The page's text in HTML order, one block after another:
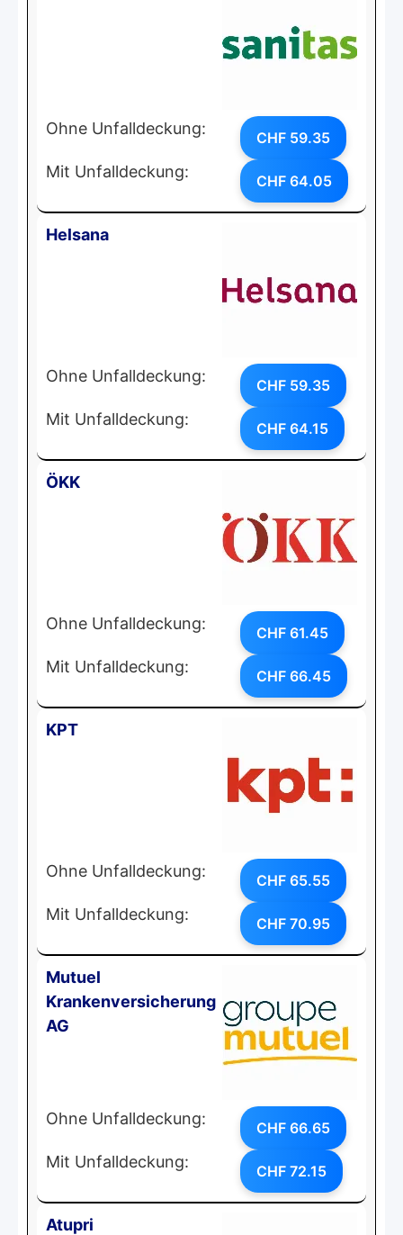
Ohne Unfalldeckung: CHF 59.35
Mit Unfalldeckung: CHF 64.05
Helsana
Ohne Unfalldeckung: CHF 59.35
Mit Unfalldeckung: CHF 64.15
ÖKK
Ohne Unfalldeckung: CHF 61.45
Mit Unfalldeckung: CHF 66.45
KPT
Ohne Unfalldeckung: CHF 65.55
Mit Unfalldeckung: CHF 70.95
Mutuel
Krankenversicherung
AG
Ohne Unfalldeckung: CHF 66.65
Mit Unfalldeckung: CHF 72.15
Atupri